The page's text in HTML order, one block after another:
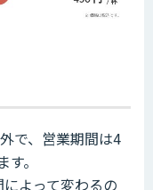
で、営業期間は4
。
よって変わるの